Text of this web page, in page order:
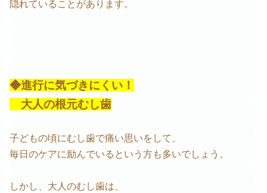
隠れていることがあります。
◆進行に気づきにくい！
大人の根元むし歯
子どもの頃にむし歯で痛い思いをして、
毎日のケアに励んでいるという方も多いでしょう。
しかし、大人のむし歯は、